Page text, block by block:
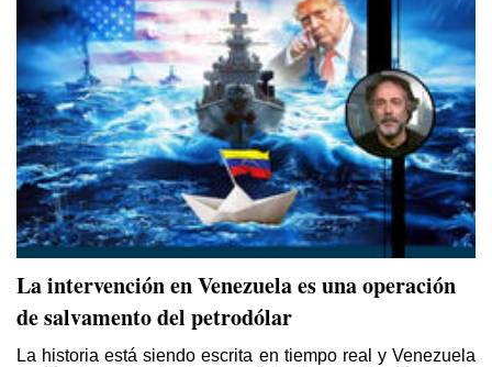
La intervención en Venezuela es una operación
de salvamento del petrodólar
La historia está siendo escrita en tiempo real y Venezuela